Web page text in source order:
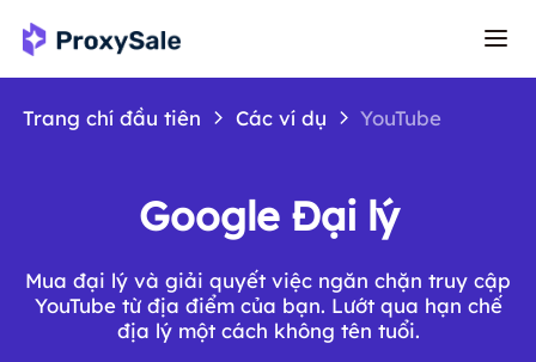
Trang chí đầu tiên Các ví dụ YouTube
Google Đại lý
Mua đại lý và giải quyết việc ngăn chặn truy cập
YouTube từ địa điểm của bạn. Lướt qua hạn chế
địa lý một cách không tên tuổi.